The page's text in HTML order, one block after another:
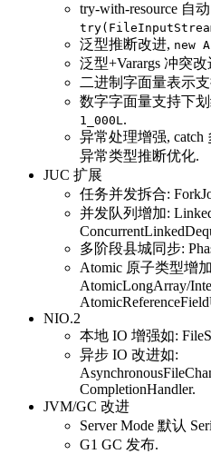
try-with-resource 自
泛型推断改进, new
泛型+Varargs 冲突改
二进制字面量表示
数字字面量支持下
1_000L.
异常处理增强, catch
异常类型推断优化.
JUC 扩展
任务并发拆合:
并发队列增加:
多阶段县城同步:
Atomic 原子类型增
AtomicLongArray/
NIO.2
本地 IO 增强如:
异步 IO 改进如:
CompletionHandler.
JVM/GC 改进
Server Mode 默认
G1 GC 发布.